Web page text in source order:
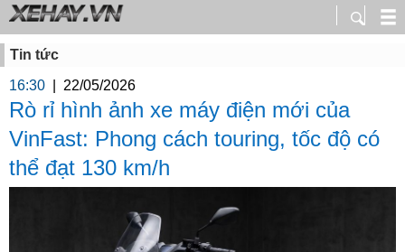
Tin tức
16:30
22/05/2026
Rò rỉ hình ảnh xe máy điện mới của
VinFast: Phong cách touring, tốc độ có
thể đạt 130 km/h